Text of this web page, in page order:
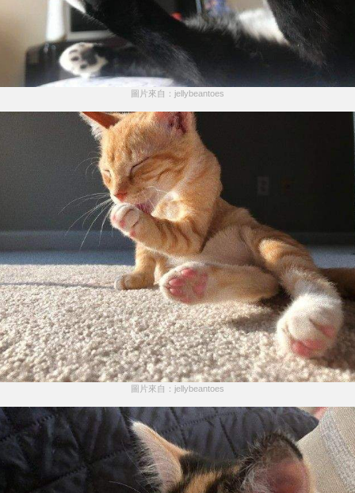
圖片來自：jellybeantoes
圖片來自：jellybeantoes